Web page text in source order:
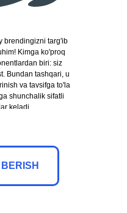
brendingizni targ'ib
Kimga ko'proq
biri: siz
Bundan tashqari, u
va tavsifga to'la
shunchalik sifatli
keladi.